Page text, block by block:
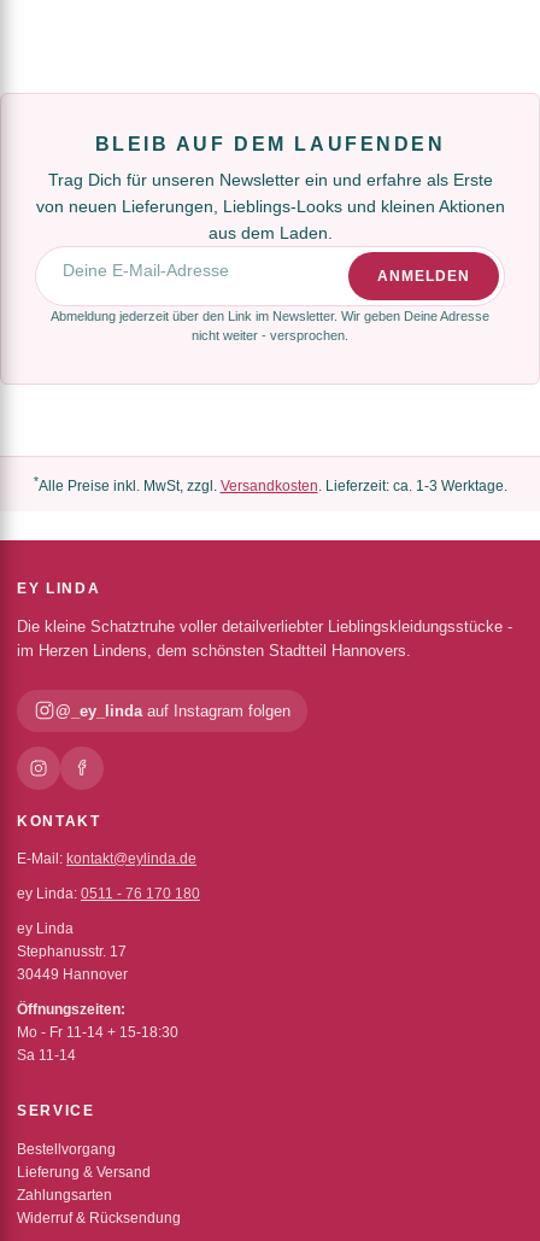
BLEIB AUF DEM LAUFENDEN
Trag Dich für unseren Newsletter ein und erfahre als Erste
von neuen Lieferungen, Lieblings-Looks und kleinen Aktionen
aus dem Laden.
E-Mail-Adresse
ANMELDEN
Abmeldung jederzeit über den Link im Newsletter. Wir geben Deine Adresse
nicht weiter - versprochen.
*Alle Preise inkl. MwSt, zzgl. Versandkosten. Lieferzeit: ca. 1-3 Werktage.
EY LINDA
Die kleine Schatztruhe voller detailverliebter Lieblingskleidungsstücke -
im Herzen Lindens, dem schönsten Stadtteil Hannovers.
@_ey_linda auf Instagram folgen
KONTAKT
E-Mail: kontakt@eylinda.de
ey Linda: 0511 - 76 170 180
ey Linda
Stephanusstr. 17
30449 Hannover
Öffnungszeiten:
Mo - Fr 11-14 + 15-18:30
Sa 11-14
SERVICE
Bestellvorgang
Lieferung & Versand
Zahlungsarten
Widerruf & Rücksendung